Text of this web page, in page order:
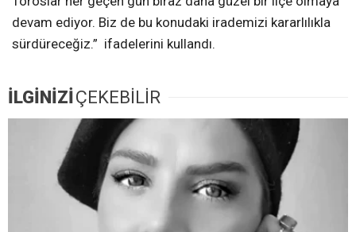
devam ediyor. Biz de bu konudaki irademizi kararlılıkla
sürdüreceğiz.” ifadelerini kullandı.
İLGİNİZİ ÇEKEBİLİR